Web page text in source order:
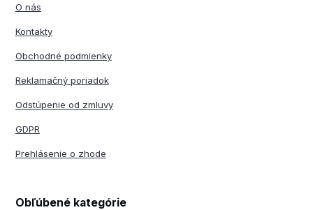
O nás
Kontakty
Obchodné podmienky
Reklamačný poriadok
Odstúpenie od zmluvy
GDPR
Prehlásenie o zhode
Obľúbené kategórie